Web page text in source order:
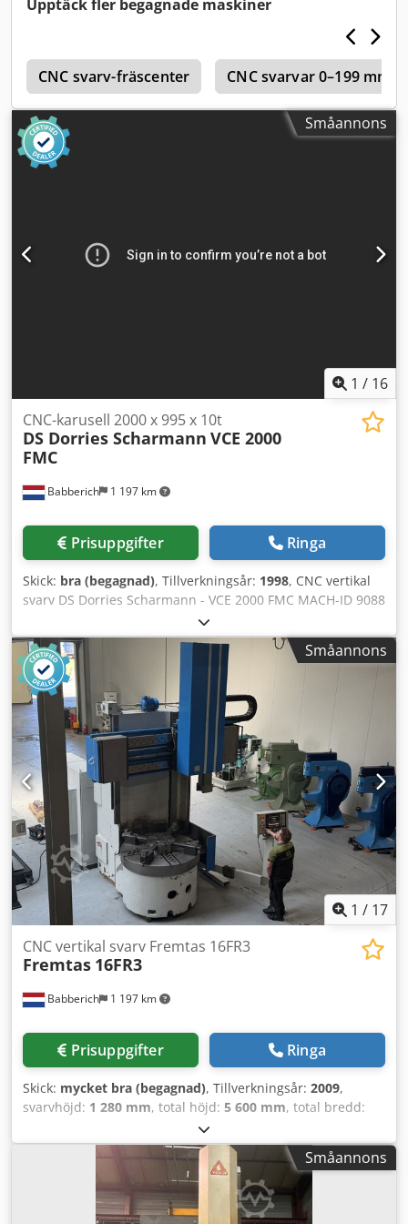
Upptäck fler begagnade maskiner
CNC svarv-fräscenter CNC svarvar 0–199 mm
Småannons
1 / 16
Babberich 1 197 km
CNC-karusell 2000 x 995 x 10t
DS Dorries Scharmann VCE 2000
FMC
Prisuppgifter Ringa
Skick: bra (begagnad), Tillverkningsår: 1998, CNC vertikal
svarv DS Dorries Scharmann - VCE 2000 FMC MACH-ID 9088
Tillverkare: DS Dorries Scharmann Modell: VCE 2000 FMC
Styrsystem: SIEMENS 840C Tillverkningsår: 1998 Maximal
svarvdiameter: 2000 mm Borddiameter Ø: 1600 mm
Horisontell supportförskjutning: 1150 mm Slaghöjd ram
vänster: 995 mm Verktygsväxlare: 24 Varvtal: 280 rpm
Effekt: 60 kW Maximal svarvhöjd: 995 mm C-axel: 360000°
Effekt drivna verktyg: 30 kW Längd: 10200 mm Bredd: 8200
mm Höjd: 8200 mm Djdpfx Aaowb Ayis Uskr Vikt: 42000 kg
Småannons
1 / 17
Babberich 1 197 km
CNC vertikal svarv Fremtas 16FR3
Fremtas 16FR3
Prisuppgifter Ringa
Skick: mycket bra (begagnad), Tillverkningsår: 2009,
svarvhöjd: 1 280 mm, total höjd: 5 600 mm, total bredd:
4 260 mm
1 400 mm, arbetsstyckets diameter (max):1 600 mm,
, Arbetsstyckets vikt: 6300 kg
Tvärbalksjustering: 660 mm Tvärbalkens matning: 0 – 400
mm/min Matning: 0 – 3000 mm/min Snabbgång: 0 – 8000
Småannons